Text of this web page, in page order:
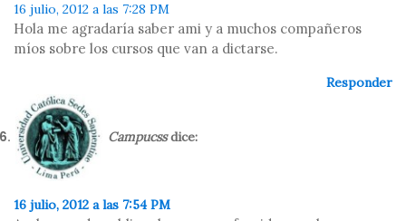
16 julio, 2012 a las 7:28 PM
Hola me agradaría saber ami y a muchos compañeros
míos sobre los cursos que van a dictarse.
Responder
Campucss dice:
16 julio, 2012 a las 7:54 PM